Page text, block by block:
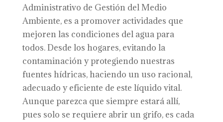
Administrativo de Gestión del Medio
Ambiente, es a promover actividades que
mejoren las condiciones del agua para
todos. Desde los hogares, evitando la
contaminación y protegiendo nuestras
fuentes hídricas, haciendo un uso racional,
adecuado y eficiente de este líquido vital.
Aunque parezca que siempre estará allí,
pues solo se requiere abrir un grifo, es cada